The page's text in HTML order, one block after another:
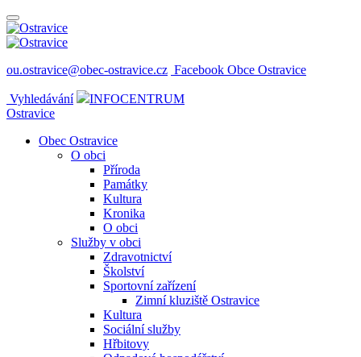
ou.ostravice@obec-ostravice.cz Facebook Obce Ostravice
Vyhledávání
INFOCENTRUM
Ostravice
Obec Ostravice
O obci
Příroda
Památky
Kultura
Kronika
O obci
Služby v obci
Zdravotnictví
Školství
Sportovní zařízení
Zimní kluziště Ostravice
Kultura
Sociální služby
Hřbitovy